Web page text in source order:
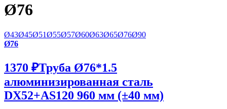
Ø76
Ø43Ø45Ø51Ø55Ø57Ø60Ø63Ø65Ø76Ø90
Ø76
1370 ₽Труба Ø76*1.5
алюминизированная сталь
DX52+AS120 960 мм (±40 мм)